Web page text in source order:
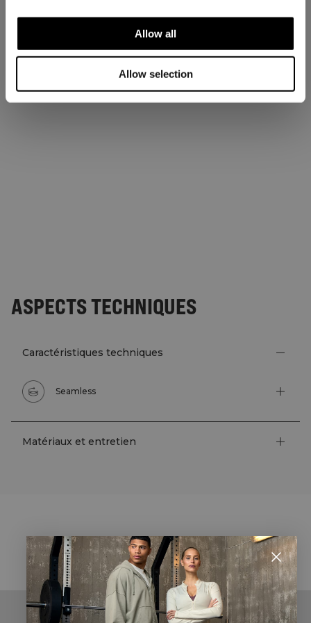
Allow all
Allow selection
ASPECTS TECHNIQUES
Caractéristiques techniques
Seamless
Matériaux et entretien
STYLE WITH